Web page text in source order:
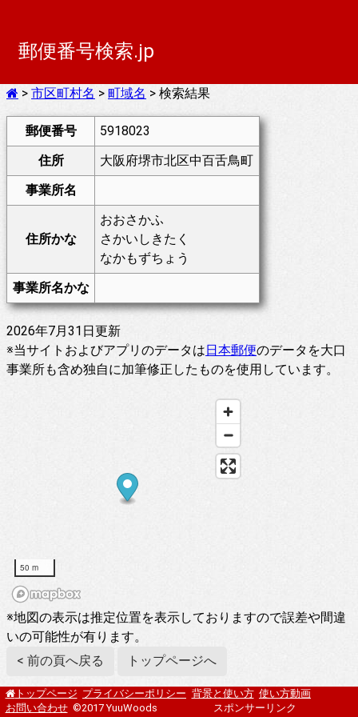
郵便番号検索.jp
> 市区町村名 > 町域名 > 検索結果
郵便番号
5918023
住所
大阪府堺市北区中百舌鳥町
事業所名
住所かな
おおさかふ
さかいしきたく
なかもずちょう
事業所名かな
2026年7月31日更新
※当サイトおよびアプリのデータは日本郵便のデータを大口
事業所も含め独自に加筆修正したものを使用しています。
50 m
※地図の表示は推定位置を表示しておりますので誤差や間違
いの可能性が有ります。
< 前の頁へ戻る
トップページへ
トップページ プライバシーポリシー 背景と使い方 使い方動画
お問い合わせ ©2017 YuuWoods スポンサーリンク